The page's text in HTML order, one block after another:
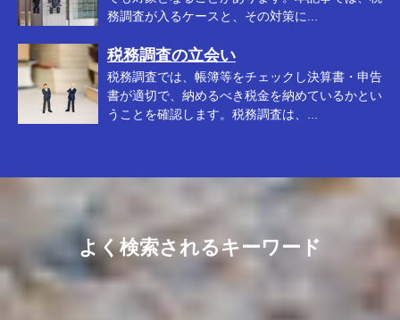
務調査が入るケースと、その対策に...
税務調査の立会い
税務調査では、帳簿等をチェックし決算書・申告
書が適切で、納めるべき税金を納めているかとい
うことを確認します。税務調査は、...
よく検索されるキーワード